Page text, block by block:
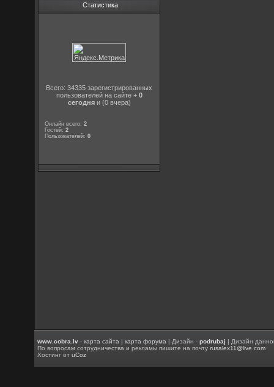
Статистика
Всего: 34335 зарегистрированных
пользователей на сайте + 0
сегодняи (0 вчера)
Онлайн всего:2
Гостей:2
Пользователей:0
www.cobra.lv -карта сайта |карта форума | Дизайн -podrubaj | Дизайн
По вопросам сотрудничества и рекламы пишите на почтуrusalex11@live.com
Хостинг отuCoz